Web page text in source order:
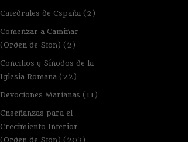
Catedrales de España (2)
Comenzar a Caminar
(Orden de Sion) (2)
Concilios y Sínodos de la
Iglesia Romana (22)
Devociones Marianas (11)
Enseñanzas para el
Crecimiento Interior
(Orden de Sion) (203)